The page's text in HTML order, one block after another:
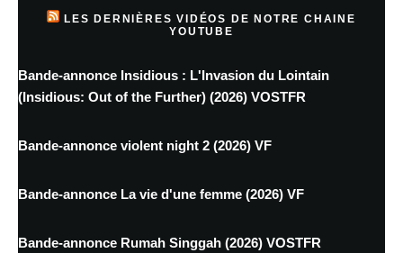
LES DERNIÈRES VIDÉOS DE NOTRE CHAINE
YOUTUBE
Bande-annonce Insidious : L'Invasion du Lointain
(Insidious: Out of the Further) (2026) VOSTFR
Bande-annonce violent night 2 (2026) VF
Bande-annonce La vie d'une femme (2026) VF
Bande-annonce Rumah Singgah (2026) VOSTFR